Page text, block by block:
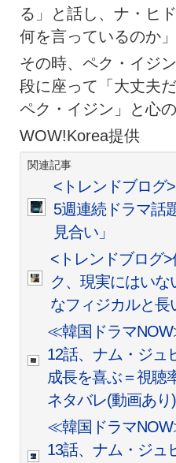
る」と話し、ナ・ヒ
何を言っているのか
その時、ペク・イジ
段に座って「大丈夫
ペク・イジン」と心
WOW!Korea提供
関連記事
<トレンドブログ
5週連続ドラマ話
見合い」
<トレンドブログ
ク、現実にはい
なフィジカルと長
≪韓国ドラマ
12話、ナム・ジュ
成長を喜ぶ＝視聴
ネタバレ(動画あり)
≪韓国ドラマ
13話、ナム・ジュ